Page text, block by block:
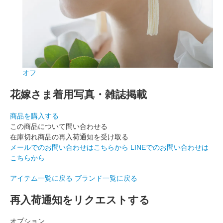
オフ
花嫁さま着用写真・雑誌掲載
商品を購入する
この商品について問い合わせる
在庫切れ商品の再入荷通知を受け取る
メールでのお問い合わせはこちらから LINEでのお問い合わせは
こちらから
アイテム一覧に戻る ブランド一覧に戻る
再入荷通知をリクエストする
オプション